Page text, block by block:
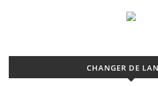
CHANGER DE